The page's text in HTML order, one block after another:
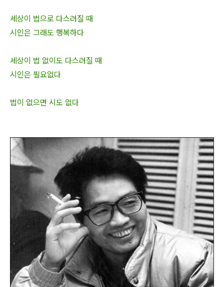
세상이 법으로 다스려질 때
시인은 그래도 행복하다
세상이 법 없이도 다스려질 때
시인은 필요없다
법이 없으면 시도 없다